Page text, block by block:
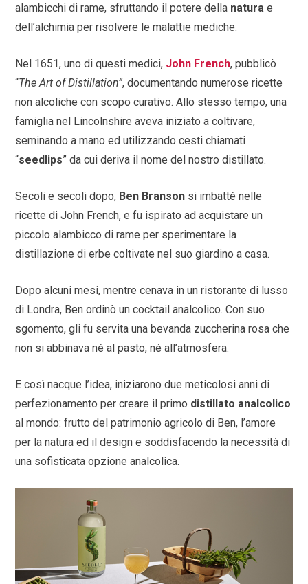
alambicchi di rame, sfruttando il potere della natura e
dell’alchimia per risolvere le malattie mediche.
Nel 1651, uno di questi medici, John French, pubblicò
“The Art of Distillation”, documentando numerose ricette
non alcoliche con scopo curativo. Allo stesso tempo, una
famiglia nel Lincolnshire aveva iniziato a coltivare,
seminando a mano ed utilizzando cesti chiamati
“seedlips” da cui deriva il nome del nostro distillato.
Secoli e secoli dopo, Ben Branson si imbatté nelle
ricette di John French, e fu ispirato ad acquistare un
piccolo alambicco di rame per sperimentare la
distillazione di erbe coltivate nel suo giardino a casa.
Dopo alcuni mesi, mentre cenava in un ristorante di lusso
di Londra, Ben ordinò un cocktail analcolico. Con suo
sgomento, gli fu servita una bevanda zuccherina rosa che
non si abbinava né al pasto, né all’atmosfera.
E così nacque l’idea, iniziarono due meticolosi anni di
perfezionamento per creare il primo distillato analcolico
al mondo: frutto del patrimonio agricolo di Ben, l’amore
per la natura ed il design e soddisfacendo la necessità di
una sofisticata opzione analcolica.